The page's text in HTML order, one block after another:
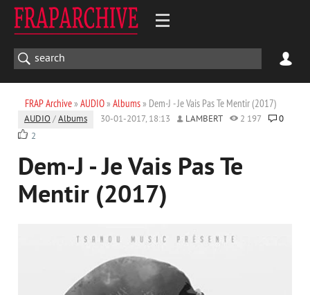
FRAP Archive» AUDIO» Albums» Dem-J - Je Vais Pas Te Mentir (2017)
AUDIO /Albums 30-01-2017, 18:13 LAMBERT 2 197
0
2
Dem-J - Je Vais Pas Te
Mentir (2017)